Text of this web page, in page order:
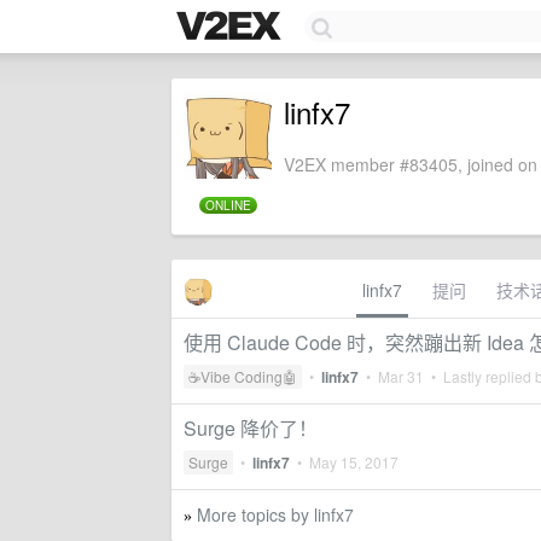
ONLINE
linfx7
V2EX member #83405, joined
linfx7 提问 技术
使用 Claude Code 时，突然蹦出新 Idea
☕Vibe Coding🤖 • linfx7 • Mar 31 • Lastly replied
Surge 降价了！
Surge • linfx7 • May 15, 2017
» More topics by linfx7